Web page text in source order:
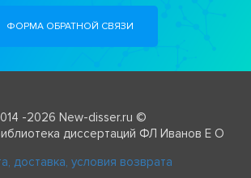
ФОРМА ОБРАТНОЙ СВЯЗИ
-2026 New-disser.ru ©
диссертаций ФЛ Иванов Е О
доставка, условия возврата